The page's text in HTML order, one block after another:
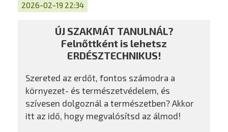
2026-02-19 22:34
ÚJ SZAKMÁT TANULNÁL?
Felnőttként is lehetsz
ERDÉSZTECHNIKUS!
Szereted az erdőt, fontos számodra a
környezet- és természetvédelem, és
szívesen dolgoznál a természetben? Akkor
itt az idő, hogy megvalósítsd az álmod!